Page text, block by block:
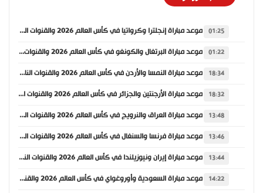
01:25 موعد مباراة إنجلترا وكرواتيا في كأس العالم 2026 والقنوات الناقلة
01:22 موعد مباراة البرتغال والكونغو في كأس العالم 2026 والقنوات الناقلة
18:34 موعد مباراة النمسا والأردن في كأس العالم 2026 والقنوات الناقلة
18:32 موعد مباراة الأرجنتين والجزائر في كأس العالم 2026 والقنوات الناقلة
13:48 موعد مباراة العراق والنرويج في كأس العالم 2026 والقنوات الناقلة
13:46 موعد مباراة فرنسا والسنغال في كأس العالم 2026 والقنوات الناقلة
13:44 موعد مباراة إيران ونيوزيلندا في كأس العالم 2026 والقنوات الناقلة
14:22 موعد مباراة السعودية وأوروغواي في كأس العالم 2026 والقنوات الناقلة